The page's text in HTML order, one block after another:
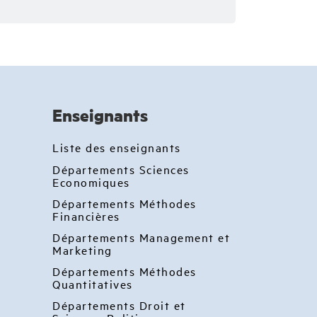
Enseignants
Liste des enseignants
Départements Sciences
Economiques
Départements Méthodes
Financières
Départements Management et
Marketing
Départements Méthodes
Quantitatives
Départements Droit et